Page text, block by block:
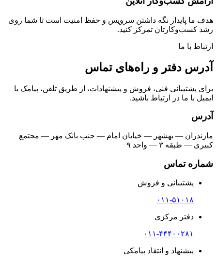
هدف ما پایدار نگه داشتن سرویس و حفظ امنیت است تا شما روی
رشد کسب‌وکارتان تمرکز کنید.
ارتباط با ما
آدرس دفتر و راه‌های تماس
برای پشتیبانی فنی، فروش و پیشنهادات، از طریق تلفن، پیامک یا
ایمیل با ما در ارتباط باشید.
آدرس
مازندران — بهشهر — خیابان امام — جنب بانک مهر — مجتمع
کبیری — طبقه ۳ — واحد ۹
شماره تماس
پشتیبانی و فروش
۰۱۱-۵۱۰۱۸
دفتر مرکزی
۰۱۱-۴۴۴۰۰۲۸۱
پیشنهاد و انتقاد پیامکی